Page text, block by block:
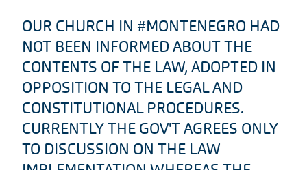
OUR CHURCH IN #MONTENEGRO HAD
NOT BEEN INFORMED ABOUT THE
CONTENTS OF THE LAW, ADOPTED IN
OPPOSITION TO THE LEGAL AND
CONSTITUTIONAL PROCEDURES.
CURRENTLY THE GOV'T AGREES ONLY
TO DISCUSSION ON THE LAW